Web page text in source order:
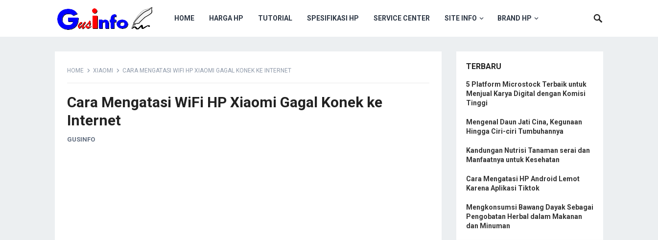
HOME HARGA HP TUTORIAL SPESIFIKASI HP SERVICE CENTER SITE INFO BRAND HP
HOME XIAOMI CARA MENGATASI WIFI HP XIAOMI GAGAL KONEK KE INTERNET
Cara Mengatasi WiFi HP Xiaomi Gagal Konek ke
Internet
GUSINFO
TERBARU
5 Platform Microstock Terbaik untuk
Menjual Karya Digital dengan Komisi
Tinggi
Mengenal Daun Jati Cina, Kegunaan
Hingga Ciri-ciri Tumbuhannya
Kandungan Nutrisi Tanaman serai dan
Manfaatnya untuk Kesehatan
Cara Mengatasi HP Android Lemot
Karena Aplikasi Tiktok
Mengkonsumsi Bawang Dayak Sebagai
Pengobatan Herbal dalam Makanan
dan Minuman